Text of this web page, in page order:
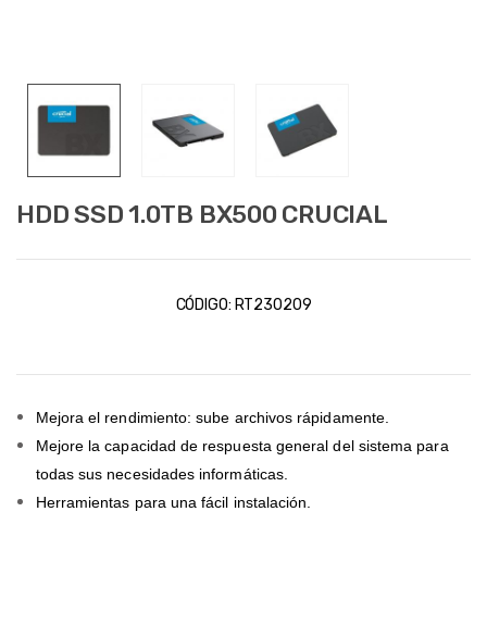
HDD SSD 1.0TB BX500 CRUCIAL
CÓDIGO: RT230209
Mejora el rendimiento: sube archivos rápidamente.
Mejore la capacidad de respuesta general del sistema para
todas sus necesidades informáticas.
Herramientas para una fácil instalación.